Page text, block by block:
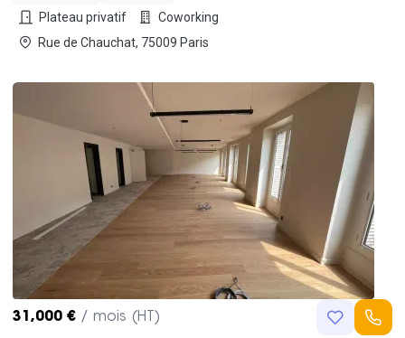
Plateau privatif
Coworking
Rue de Chauchat, 75009 Paris
31,000 € / mois (HT)